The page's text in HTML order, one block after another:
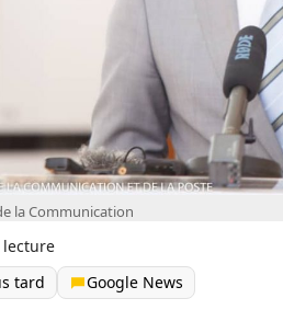
la Communication
tard
Google News